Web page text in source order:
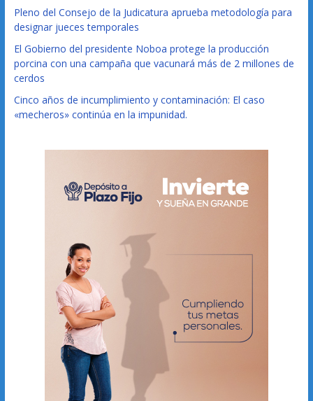
Pleno del Consejo de la Judicatura aprueba metodología para
designar jueces temporales
El Gobierno del presidente Noboa protege la producción
porcina con una campaña que vacunará más de 2 millones de
cerdos
Cinco años de incumplimiento y contaminación: El caso
«mecheros» continúa en la impunidad.